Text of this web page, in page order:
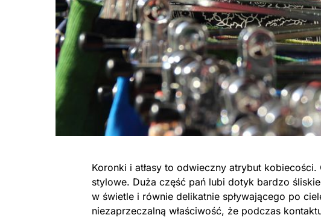
Koronki i atłasy to odwieczny atrybut
stylowe. Duża część pań lubi dotyk bardzo
w świetle i równie delikatnie spływającego po
niezaprzeczalną właściwość, że podczas